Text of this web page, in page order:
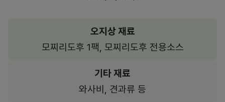
오지상 재료
모찌리도후 1팩, 모찌리도후 전용소스
기타 재료
와사비, 견과류 등